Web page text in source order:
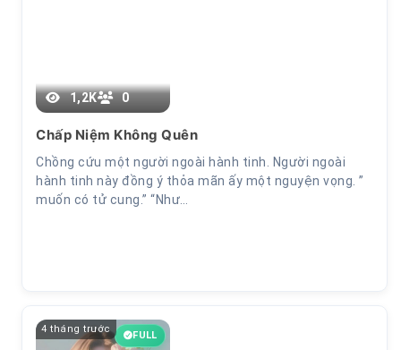
Chương 7
1,2K 0
Chấp Niệm Không Quên
Chồng cứu một người ngoài hành tinh. Người ngoài
hành tinh này đồng ý thỏa mãn ấy một nguyện vọng. ”
muốn có tử cung.” “Như…
4 tháng trước
FULL